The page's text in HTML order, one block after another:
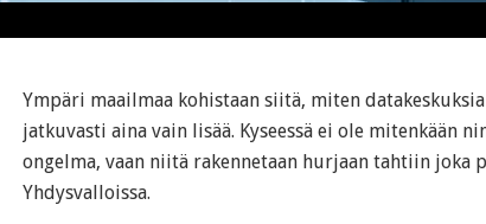
Ympäri maailmaa kohistaan siitä, miten
jatkuvasti aina vain lisää. Kyseessä ei ole mitenkään
ongelma, vaan niitä rakennetaan hurjaan tahtiin joka
Yhdysvalloissa.